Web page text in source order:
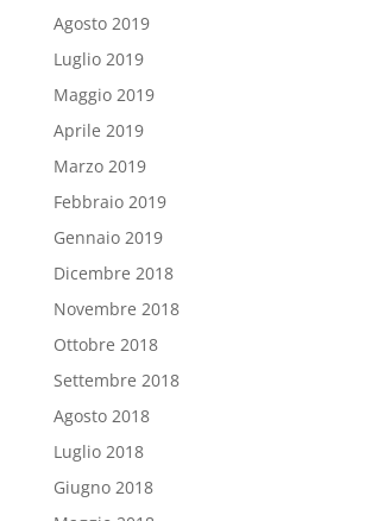
Agosto 2019
Luglio 2019
Maggio 2019
Aprile 2019
Marzo 2019
Febbraio 2019
Gennaio 2019
Dicembre 2018
Novembre 2018
Ottobre 2018
Settembre 2018
Agosto 2018
Luglio 2018
Giugno 2018